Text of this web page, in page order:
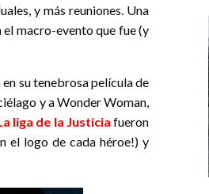
y más reuniones. Una
macro-evento que fue (y
su tenebrosa película de
y a Wonder Woman,
liga de la Justiciafueron
el logo de cada héroe!) y